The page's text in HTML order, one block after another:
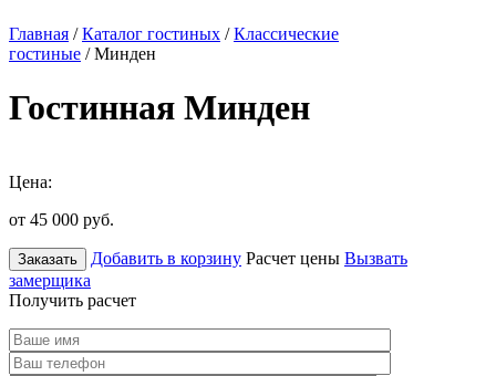
Главная /Каталог гостиных /Классические
гостиные / Минден
Гостинная Минден
Цена:
от 45 000 руб.
Заказать Добавить в корзину Расчет цены Вызвать
замерщика
Получить расчет